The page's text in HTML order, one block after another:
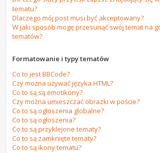
tematu?
Dlaczego mój post musi być akceptowany?
W jaki sposób mogę przesunąć swój temat na
tematów?
Formatowanie i typy tematów
Co to jest BBCode?
Czy można używać języka HTML?
Co to są są emotikony?
Czy można umieszczać obrazki w poście?
Co to są ogłoszenia globalne?
Co to są ogłoszenia?
Co to są przyklejone tematy?
Co to są zamknięte tematy?
Co to są ikony tematu?